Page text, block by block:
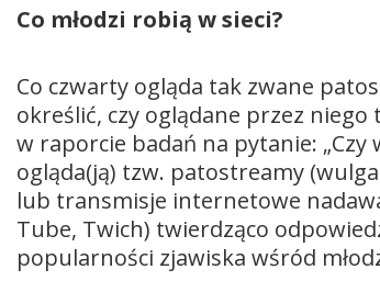
Co młodzi robią w sieci?
Co czwarty ogląda tak zwane
określić, czy oglądane przez
w raporcie badań na pytanie: „Czy
ogląda(ją) tzw. patostreamy
lub transmisje internetowe
Tube, Twich) twierdząco
popularności zjawiska wśród